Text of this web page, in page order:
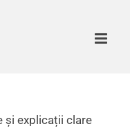
și explicații clare